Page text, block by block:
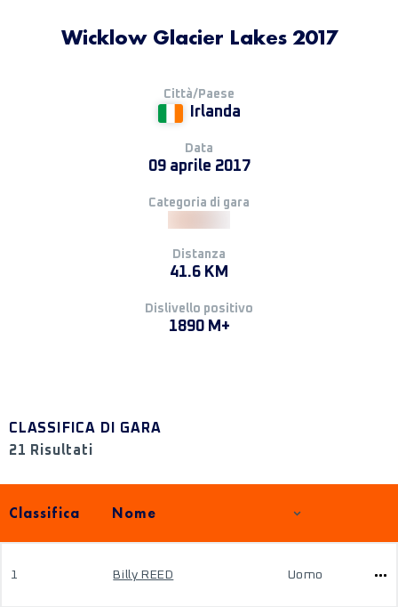
Wicklow Glacier Lakes 2017
Città/Paese
Irlanda
Data
09 aprile 2017
Categoria di gara
Distanza
41.6 KM
Dislivello positivo
1890 M+
CLASSIFICA DI GARA
21 Risultati
Classifica Nome
1 Billy REED Uomo